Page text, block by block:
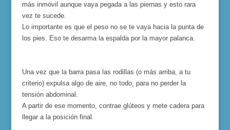
más inmóvil aunque vaya pegada a las piernas y esto rara
vez te sucede.
Lo importante es que el peso no se te vaya hacia la punta de
los pies. Eso te desarma la espalda por la mayor palanca.
Una vez que la barra pasa las rodillas (o más arriba, a tu
criterio) expulsa algo de aire, no todo, para no perder la
tensión abdominal.
A partir de ese momento, contrae glúteos y mete cadera para
llegar a la posición final.